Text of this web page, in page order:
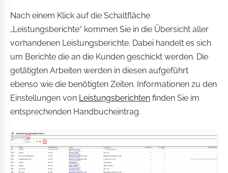
Nach einem Klick auf die Schaltfläche
„Leistungsberichte“ kommen Sie in die Übersicht aller
vorhandenen Leistungsberichte. Dabei handelt es sich
um Berichte die an die Kunden geschickt werden. Die
getätigten Arbeiten werden in diesen aufgeführt
ebenso wie die benötigten Zeiten. Informationen zu den
Einstellungen von Leistungsberichten finden Sie im
entsprechenden Handbucheintrag.